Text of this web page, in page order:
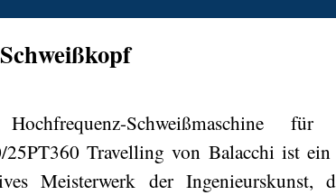
Schweißmaschine für
25PT360 Travelling von Balacchi ist ein
Meisterwerk der Ingenieurskunst,